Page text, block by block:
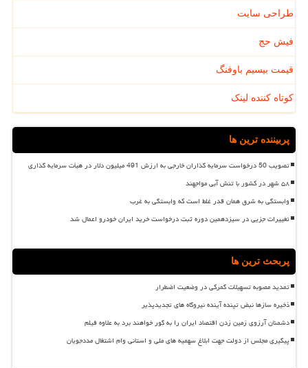
طراحی سایت
فیش حج
قیمت بیسیم باوفنگ
کوتاه کننده لینک
پربیننده ترین ها
تصویب 50 درخواست سرمایه گذاران خارجی به ارزش 491 میلیون دلار در هیأت سرمایه گذاری
۵۸ شهر در کشور با تنش آبی مواجهند
وابستگی به شرق همان قدر غلط است که وابستگی به غرب
تغییرات جزیی در سیزدهمین دوره ثبت درخواست خرید ایران خودرو اعمال شد
پربحث ترین ها
تمدید مصوبه تسهیلات گمرکی در وضعیت اضطرار
ذخیره سازها نبض تپنده آینده نیروگاه های تجدیدپذیر
دشمنان آرزوی زمین زدن اقتصاد ایران را به گور خواهند برد به علاوه فیلم
پیگیری مجلس از دولت جهت ابلاغ سهمیه های ملی و استانی وام اشتغال مددجویان